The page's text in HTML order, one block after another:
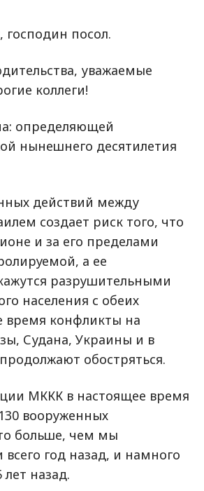
господин посол.
уважаемые
коллеги!
определяющей
нынешнего десятилетия
действий между
создает риск того, что
и за его пределами
а ее
разрушительными
населения с обеих
время конфликты на
Судана, Украины и в
обостряться.
МККК в настоящее время
вооруженных
больше, чем мы
всего год назад, и намного
назад.